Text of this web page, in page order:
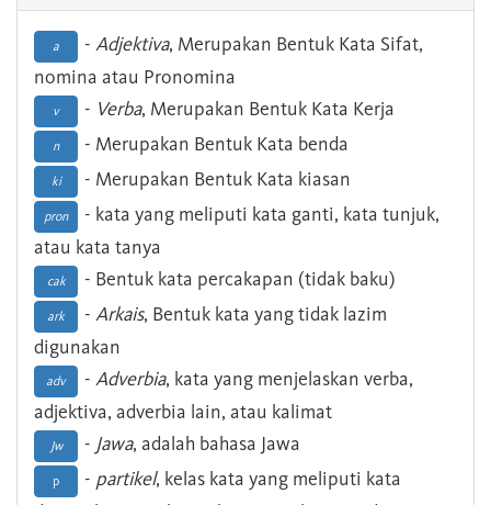
a - Adjektiva, Merupakan Bentuk Kata Sifat,
nomina atau Pronomina
v - Verba, Merupakan Bentuk Kata Kerja
n - Merupakan Bentuk Kata benda
ki - Merupakan Bentuk Kata kiasan
pron
- kata yang meliputi kata ganti, kata tunjuk,
atau kata tanya
cak - Bentuk kata percakapan (tidak baku)
ark - Arkais, Bentuk kata yang tidak lazim
digunakan
adv - Adverbia, kata yang menjelaskan verba,
adjektiva, adverbia lain, atau kalimat
Jw - Jawa, adalah bahasa Jawa
p - partikel, kelas kata yang meliputi kata